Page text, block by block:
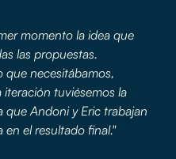
momento la idea que
las propuestas.
necesitábamos,
tuviésemos la
que Andoni y Eric trabajan
en el resultado final."